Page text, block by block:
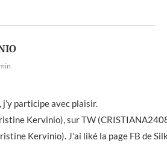
participe avec plaisir.
Kervinio), sur TW
Kervinio). J’ai liké la page FB de